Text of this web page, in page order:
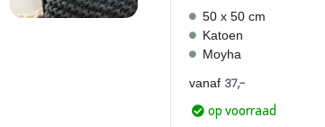
Gewaardeerd
4 uit 5
50 x 50 cm
Katoen
Moyha
vanaf 37,-
op voorraad